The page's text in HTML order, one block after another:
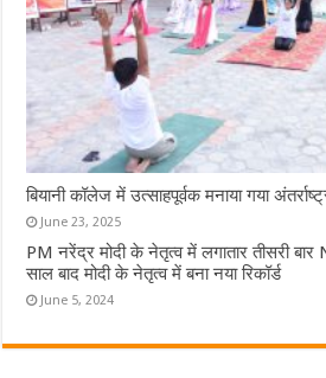
बियानी कॉलेज में उत्साहपूर्वक मनाया गया
June 23, 2025
PM नरेंद्र मोदी के नेतृत्व में लगातार तीसरी
साल बाद मोदी के नेतृत्व में बना नया रिकॉर्ड
June 5, 2024